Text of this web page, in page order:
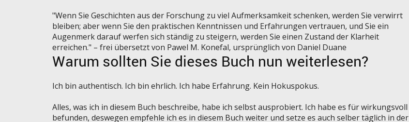
"Wenn Sie Geschichten aus der Forschung zu viel Aufmerksamkeit schenken, werden Sie verwirrt
bleiben; aber wenn Sie den praktischen Kenntnissen und Erfahrungen vertrauen, und Sie ein
Augenmerk darauf werfen sich ständig zu steigern, werden Sie einen Zustand der Klarheit
erreichen." – frei übersetzt von Pawel M. Konefal, ursprünglich von Daniel Duane
Warum sollten Sie dieses Buch nun weiterlesen?
Ich bin authentisch. Ich bin ehrlich. Ich habe Erfahrung. Kein Hokuspokus.
Alles, was ich in diesem Buch beschreibe, habe ich selbst ausprobiert. Ich habe es für wirkungsvoll
befunden, deswegen empfehle ich es in diesem Buch weiter und setze es auch selber täglich in der